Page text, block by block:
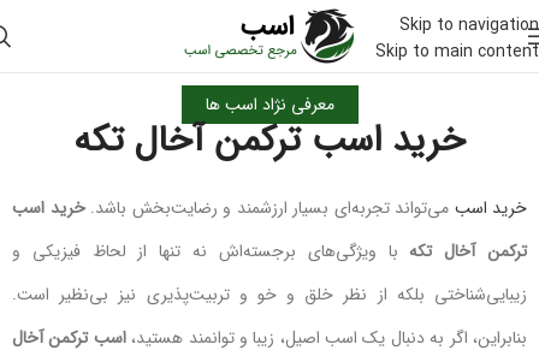
Skip to navigation
Skip to main content
معرفی نژاد اسب ها
خرید اسب ترکمن آخال تکه
خرید اسب می‌تواند تجربه‌ای بسیار ارزشمند و رضایت‌بخش باشد.خرید اسب
ترکمن آخال تکه با ویژگی‌های برجسته‌اش نه تنها از لحاظ فیزیکی و
زیبایی‌شناختی بلکه از نظر خلق و خو و تربیت‌پذیری نیز بی‌نظیر است.
بنابراین، اگر به دنبال یک اسب اصیل، زیبا و توانمند هستید،اسب ترکمن آخال